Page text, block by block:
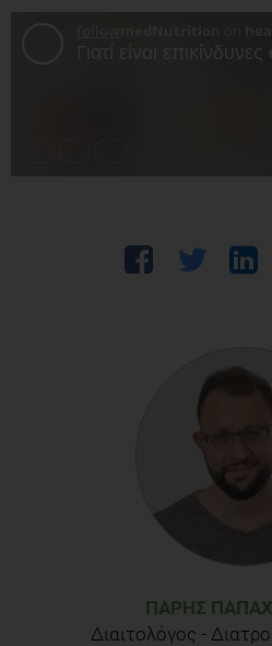
ΠΆΡΗΣ
Διαιτολόγος -